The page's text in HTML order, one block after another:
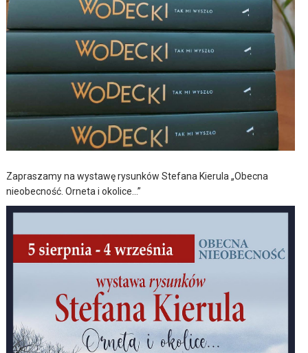
Zapraszamy na wystawę rysunków Stefana Kierula „Obecna
nieobecność. Orneta i okolice…”